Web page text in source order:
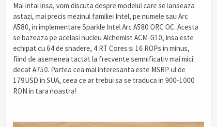
Mai intai insa, vom discuta despre modelul care se lanseaza
astazi, mai precis mezinul familiei Intel, pe numele sau Arc
A580, in implementare Sparkle Intel Arc A580 ORC OC. Acesta
se bazeaza pe acelasi nucleu Alchemist ACM-G10, insa este
echipat cu 64 de shadere, 4 RT Cores si 16 ROPs in minus,
fiind de asemenea tactat la frecvente semnificativ mai mici
decat A750. Partea cea mai interesanta este MSRP-ul de
179USD in SUA, ceea ce ar trebui sa se traduca in 900-1000
RON in tara noastra!